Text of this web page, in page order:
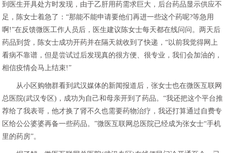
到医生开具处方时发现，由于乙肝用药需求巨大，后台药品显示供应不
足，陈女士着急了：“那能不能申请要他们再进一些这个药呢?等急用
啊!”在反馈微医工作人员后，医生建议陈女士每天都在线问问。两天后
药品到货，陈女士成功开药并在隔天就收到了快递，“以前我觉得网上
看病不靠谱，但是尝试过后发现真的很方便、很专业，我们会加油的，
相信疫情会马上结束!”
从小区购物群看到武汉媒体的新闻报道后，张女士也在微医互联网
总医院(武汉专区)，成功为自己和母亲开到了药品。“我还把这个平台推
荐给了我表哥，他才换了肾不久也需要药物治疗，我还打算通过自费专
区给公公婆婆再备一些药品。”微医互联网总医院已经成为张女士“手机
里的药房”。